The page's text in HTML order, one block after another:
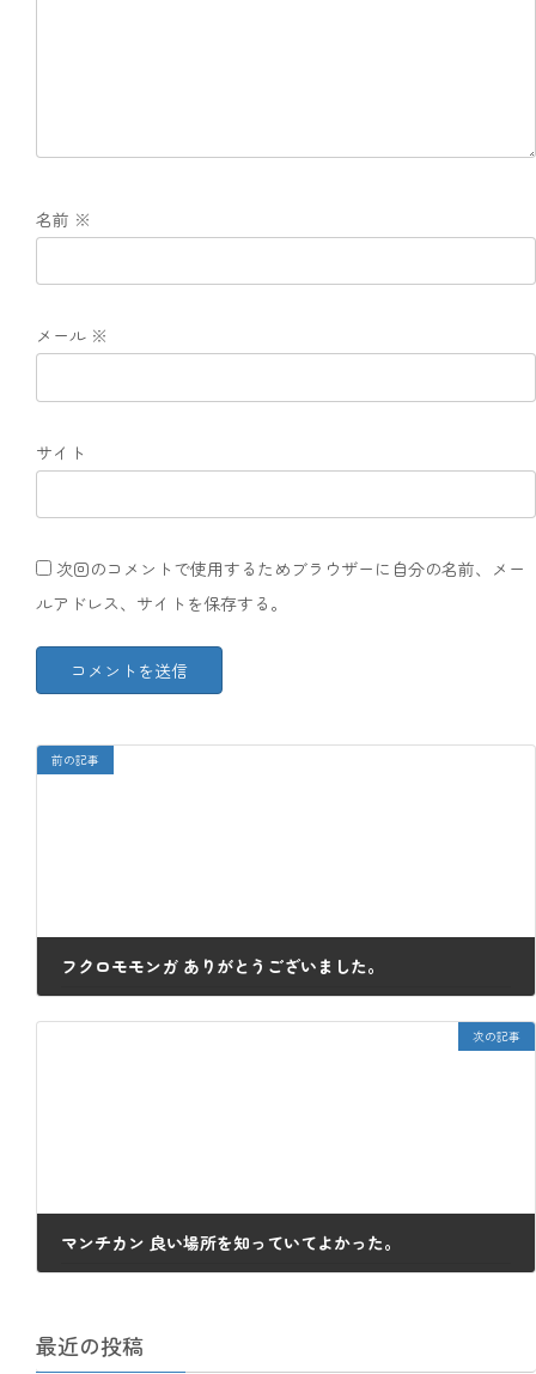
名前 ※
メール ※
サイト
次回のコメントで使用するためブラウザーに自分の名前、メー
ルアドレス、サイトを保存する。
前の記事
フクロモモンガ ありがとうございました。
次の記事
マンチカン 良い場所を知っていてよかった。
最近の投稿